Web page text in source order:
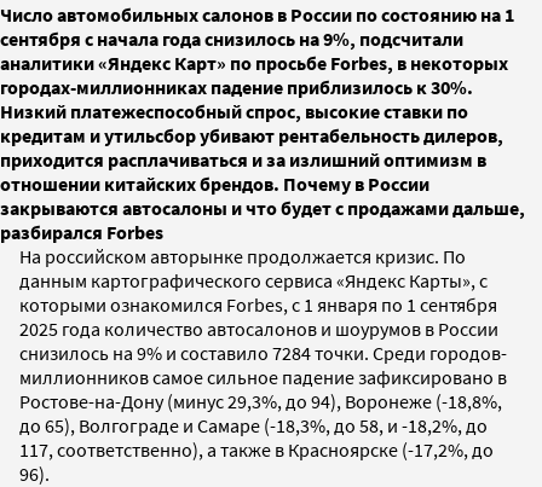
Число автомобильных салонов в России по состоянию на 1
сентября с начала года снизилось на 9%, подсчитали
аналитики «Яндекс Карт» по просьбе Forbes, в некоторых
городах-миллионниках падение приблизилось к 30%.
Низкий платежеспособный спрос, высокие ставки по
кредитам и утильсбор убивают рентабельность дилеров,
приходится расплачиваться и за излишний оптимизм в
отношении китайских брендов. Почему в России
закрываются автосалоны и что будет с продажами дальше,
разбирался Forbes
На российском авторынке продолжается кризис. По
данным картографического сервиса «Яндекс Карты», с
которыми ознакомился Forbes, с 1 января по 1 сентября
2025 года количество автосалонов и шоурумов в России
снизилось на 9% и составило 7284 точки. Среди городов-
миллионников самое сильное падение зафиксировано в
Ростове-на-Дону (минус 29,3%, до 94), Воронеже (-18,8%,
до 65), Волгограде и Самаре (-18,3%, до 58, и -18,2%, до
117, соответственно), а также в Красноярске (-17,2%, до
96).